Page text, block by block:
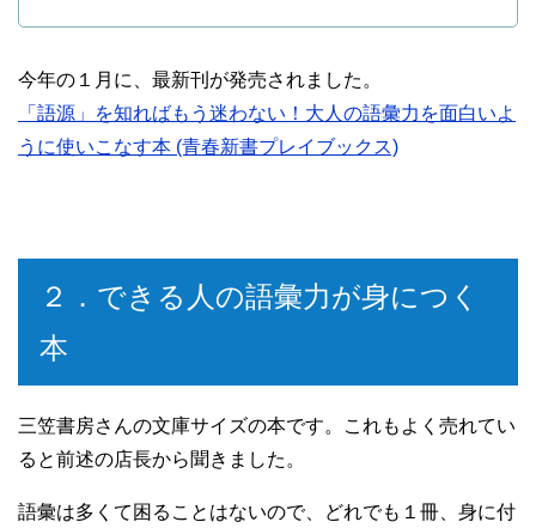
今年の１月に、最新刊が発売されました。
「語源」を知ればもう迷わない！大人の語彙力を面白いよ
うに使いこなす本 (青春新書プレイブックス)
２．できる人の語彙力が身につく
本
三笠書房さんの文庫サイズの本です。これもよく売れてい
ると前述の店長から聞きました。
語彙は多くて困ることはないので、どれでも１冊、身に付